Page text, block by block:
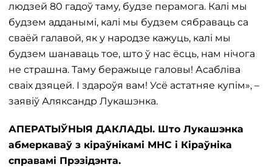
людзей 80 гадоў таму, будзе перамога. Калі мы
будзем адданымі, калі мы будзем сябраваць са
сваёй галавой, як у народзе кажуць, калі мы
будзем шанаваць тое, што ў нас ёсць, нам нічога
не страшна. Таму беражыце галовы! Асабліва
сваіх дзяцей. І здароўя вам! Усё астатняе купім», –
заявіў Аляксандр Лукашэнка.
АПЕРАТЫЎНЫЯ ДАКЛАДЫ. Што Лукашэнка
абмеркаваў з кіраўнікамі МНС і Кіраўніка
справамі Прэзідэнта.